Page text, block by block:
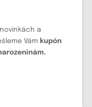
a
Vám kupón